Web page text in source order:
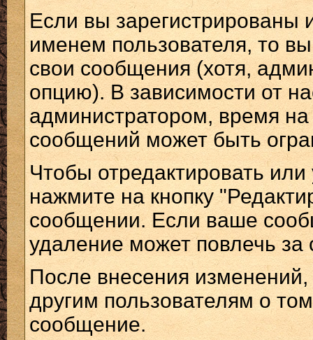
Если вы
именем пользователя, то
свои сообщения (хотя,
опцию). В зависимости от
администратором, время
сообщений может быть
Чтобы отредактировать
нажмите на кнопку
сообщении. Если ваше
удаление может повлечь
После внесения
другим пользователям о
сообщение.